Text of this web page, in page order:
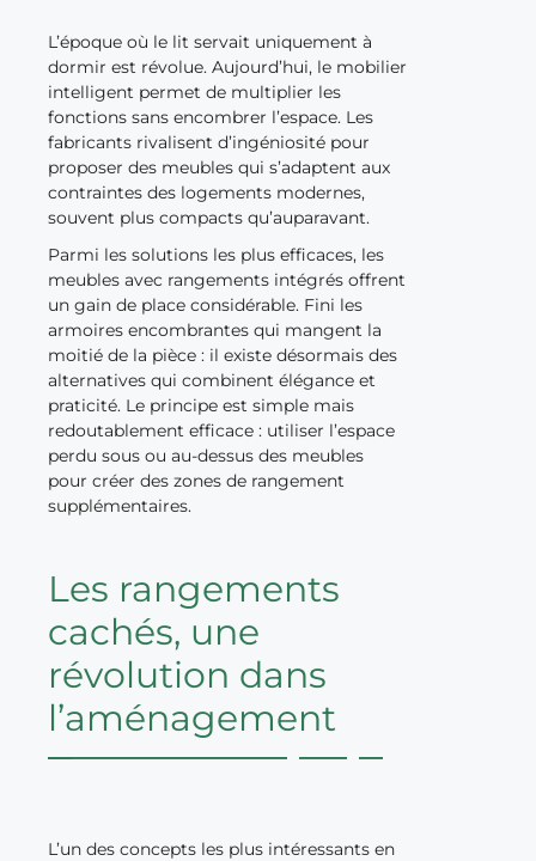
L’époque où le lit servait uniquement à
dormir est révolue. Aujourd’hui, le mobilier
intelligent permet de multiplier les
fonctions sans encombrer l’espace. Les
fabricants rivalisent d’ingéniosité pour
proposer des meubles qui s’adaptent aux
contraintes des logements modernes,
souvent plus compacts qu’auparavant.
Parmi les solutions les plus efficaces, les
meubles avec rangements intégrés offrent
un gain de place considérable. Fini les
armoires encombrantes qui mangent la
moitié de la pièce : il existe désormais des
alternatives qui combinent élégance et
praticité. Le principe est simple mais
redoutablement efficace : utiliser l’espace
perdu sous ou au-dessus des meubles
pour créer des zones de rangement
supplémentaires.
Les rangements
cachés, une
révolution dans
l’aménagement
L’un des concepts les plus intéressants en